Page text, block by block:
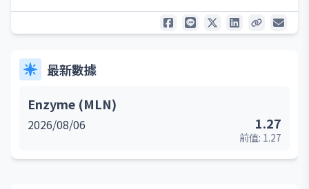
最新數據
Enzyme (MLN)
2026/08/06 1.27
前值: 1.27